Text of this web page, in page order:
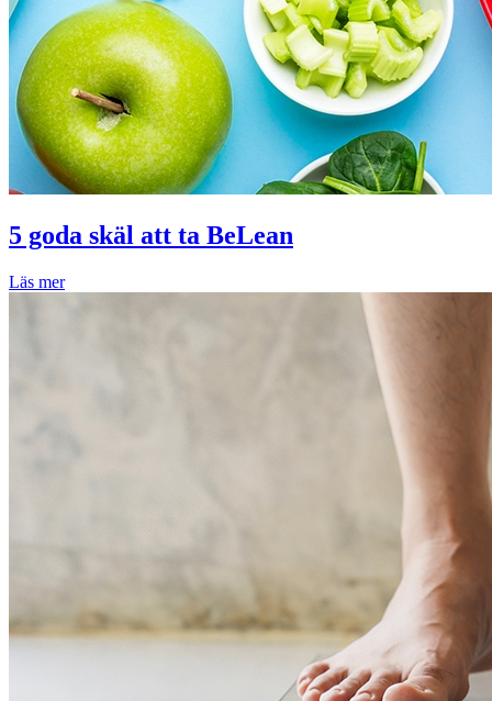
5 goda skäl att ta BeLean
Läs mer